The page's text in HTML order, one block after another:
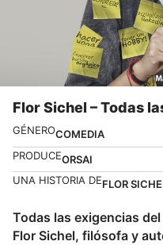
Flor Sichel – Todas
GÉNEROCOMEDIA
PRODUCEORSAI
UNA HISTORIA DEFLOR
Todas las exigencias
Flor Sichel, filósofa y